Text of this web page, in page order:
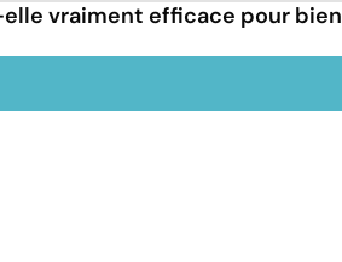
vraiment efficace pour bien